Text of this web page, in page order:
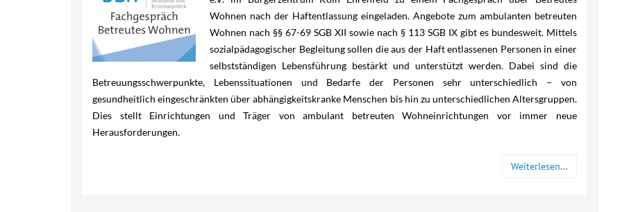
Wohnen nach der Haftentlassung eingeladen. Angebote zum ambulanten betreuten
Wohnen nach §§ 67-69 SGB XII sowie nach § 113 SGB IX gibt es bundesweit. Mittels
sozialpädagogischer Begleitung sollen die aus der Haft entlassenen Personen in einer
selbstständigen Lebensführung bestärkt und unterstützt werden. Dabei sind die
Betreuungsschwerpunkte, Lebenssituationen und Bedarfe der Personen sehr unterschiedlich – von
gesundheitlich eingeschränkten über abhängigkeitskranke Menschen bis hin zu unterschiedlichen Altersgruppen.
Dies stellt Einrichtungen und Träger von ambulant betreuten Wohneinrichtungen vor immer neue
Herausforderungen.
Weiterlesen...